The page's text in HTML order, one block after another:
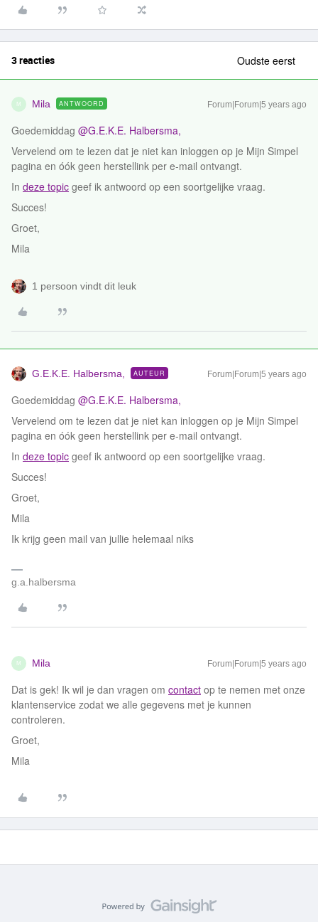
3 reacties Oudste eerst
M Mila ANTWOORD Forum|Forum|5 years ago
Goedemiddag @ G.E.K.E. Halbersma ,
Vervelend om te lezen dat je niet kan inloggen op je Mijn Simpel
pagina en óók geen herstellink per e-mail ontvangt.
In deze topic geef ik antwoord op een soortgelijke vraag.
Succes!
Groet,
Mila
1 persoon vindt dit leuk
G.E.K.E. Halbersma , AUTEUR Forum|Forum|5 years ago
Goedemiddag @ G.E.K.E. Halbersma ,
Vervelend om te lezen dat je niet kan inloggen op je Mijn Simpel
pagina en óók geen herstellink per e-mail ontvangt.
In deze topic geef ik antwoord op een soortgelijke vraag.
Succes!
Groet,
Mila
Ik krijg geen mail van jullie helemaal niks
g.a.halbersma
M Mila Forum|Forum|5 years ago
Dat is gek! Ik wil je dan vragen om contact op te nemen met onze
klantenservice zodat we alle gegevens met je kunnen
controleren.
Groet,
Mila